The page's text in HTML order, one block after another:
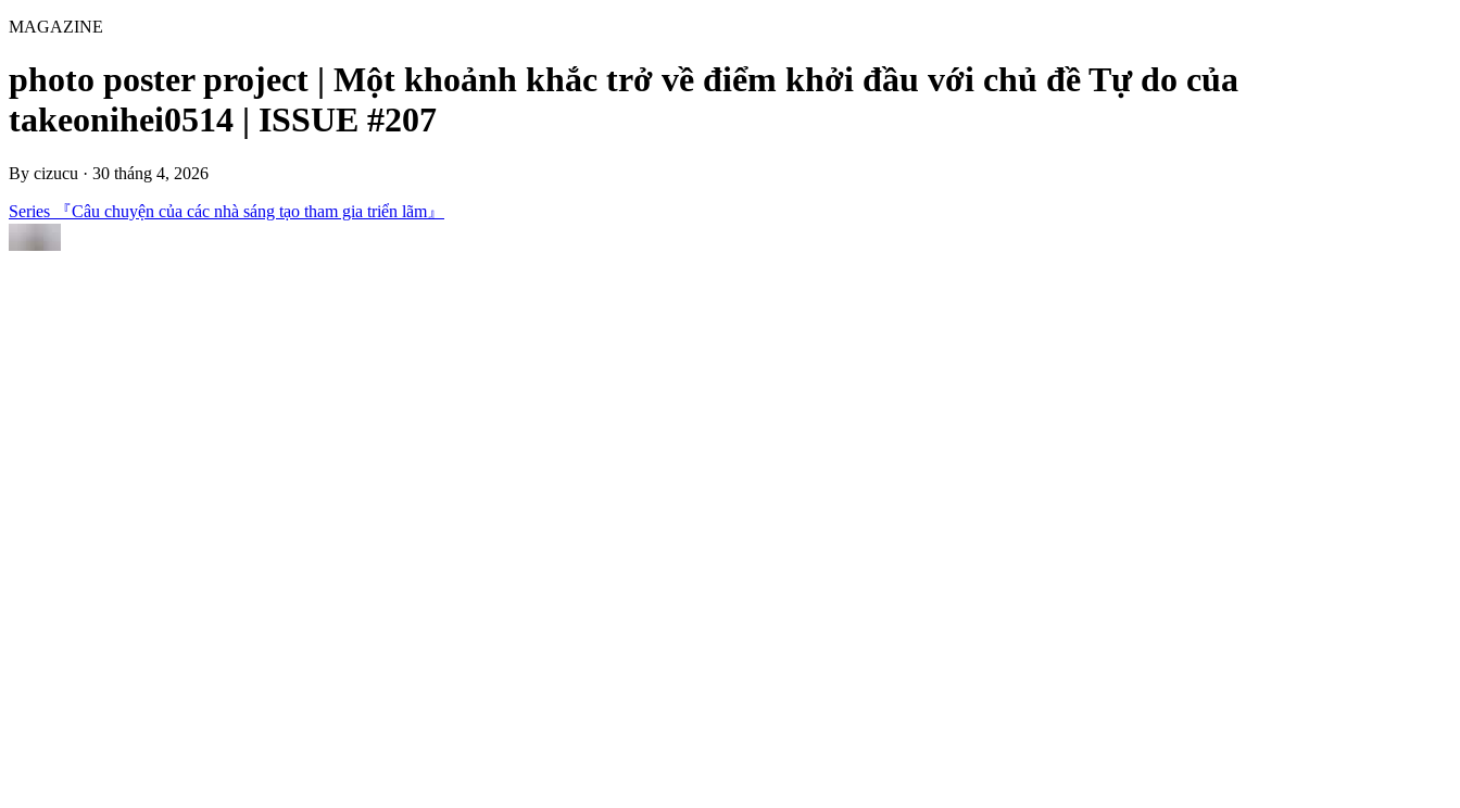
MAGAZINE
photo poster project | Một khoảnh khắc trở về điểm khởi đầu với chủ đề Tự do của
takeonihei0514 | ISSUE #207
By cizucu · 30 tháng 4, 2026
Series 『Câu chuyện của các nhà sáng tạo tham gia triển lãm』